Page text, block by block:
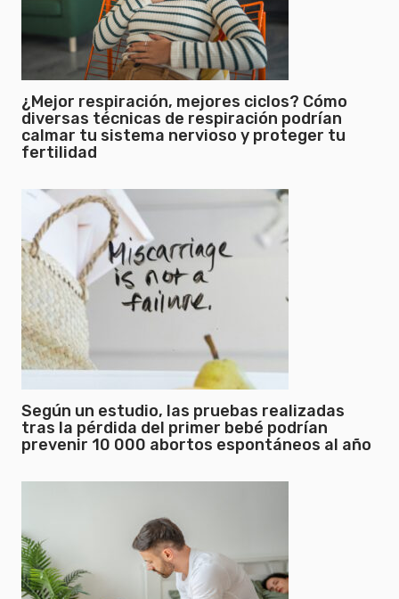
¿Mejor respiración, mejores ciclos? Cómo
diversas técnicas de respiración podrían
calmar tu sistema nervioso y proteger tu
fertilidad
Según un estudio, las pruebas realizadas
tras la pérdida del primer bebé podrían
prevenir 10 000 abortos espontáneos al año